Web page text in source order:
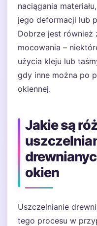
naciągania
jego deformacji lub
Dobrze jest również
mocowania –
użycia kleju lub
gdy inne można po
okiennej.
Jakie są
okien
Uszczelnianie
tego procesu w